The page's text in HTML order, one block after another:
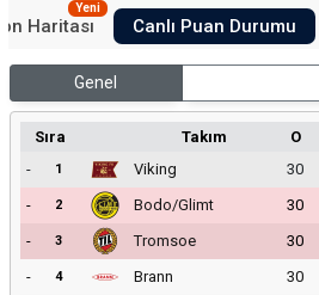
Haritası
Yeni
Canlı Puan Durumu
Genel
Sıra Takım O
-
1 Viking 30
-
2 Bodo/Glimt 30
-
3 Tromsoe 30
-
4 Brann 30